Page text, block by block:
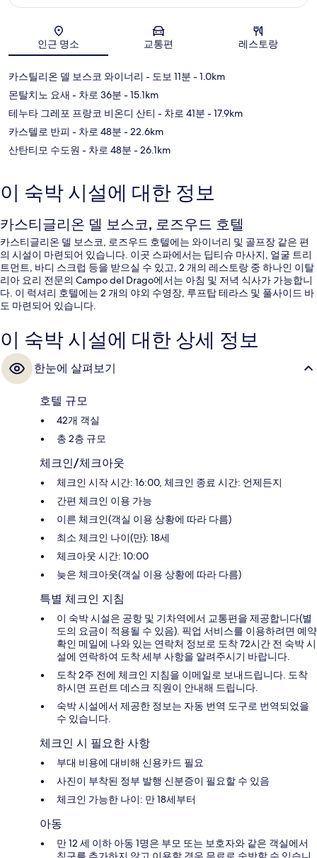
지도
인근 명소 교통편 레스토랑
카스틸리온 델 보스코 와이너리 - 도보 11분 - 1.0km
몬탈치노 요새 - 차로 36분 - 15.1km
테누타 그레포 프랑코 비온디 산티 - 차로 41분 - 17.9km
카스텔로 반피 - 차로 48분 - 22.6km
산탄티모 수도원 - 차로 48분 - 26.1km
이 숙박 시설에 대한 정보
카스티글리온 델 보스코, 로즈우드 호텔
카스티글리온 델 보스코, 로즈우드 호텔에는 와이너리 및 골프장 같은 편
의 시설이 마련되어 있습니다. 이곳 스파에서는 딥티슈 마사지, 얼굴 트리
트먼트, 바디 스크럽 등을 받으실 수 있고, 2 개의 레스토랑 중 하나인 이탈
리아 요리 전문의 Campo del Drago에서는 아침 및 저녁 식사가 가능합니
다. 이 럭셔리 호텔에는 2 개의 야외 수영장, 루프탑 테라스 및 풀사이드 바
도 마련되어 있습니다.
이 숙박 시설에 대한 상세 정보
한눈에 살펴보기
호텔 규모
42개 객실
총 2층 규모
체크인/체크아웃
체크인 시작 시간: 16:00, 체크인 종료 시간: 언제든지
간편 체크인 이용 가능
이른 체크인(객실 이용 상황에 따라 다름)
최소 체크인 나이(만): 18세
체크아웃 시간: 10:00
늦은 체크아웃(객실 이용 상황에 따라 다름)
특별 체크인 지침
이 숙박 시설은 공항 및 기차역에서 교통편을 제공합니다(별
도의 요금이 적용될 수 있음). 픽업 서비스를 이용하려면 예약
확인 메일에 나와 있는 연락처 정보로 도착 72시간 전 숙박 시
설에 연락하여 도착 세부 사항을 알려주시기 바랍니다.
도착 2주 전에 체크인 지침을 이메일로 보내드립니다. 도착
하시면 프런트 데스크 직원이 안내해 드립니다.
숙박 시설에서 제공한 정보는 자동 번역 도구로 번역되었을
수 있습니다.
체크인 시 필요한 사항
부대 비용에 대비해 신용카드 필요
사진이 부착된 정부 발행 신분증이 필요할 수 있음
체크인 가능한 나이: 만 18세부터
아동
만 12 세 이하 아동 1명은 부모 또는 보호자와 같은 객실에서